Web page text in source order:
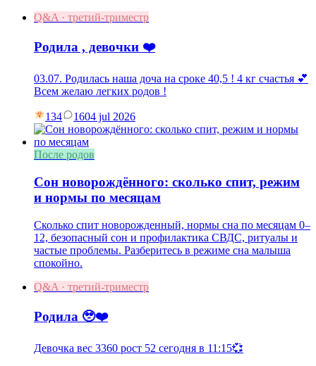
Q&A · третий-триместр
Родила , девочки ❤️
03.07. Родилась наша доча на сроке 40,5 ! 4 кг счастья 💕
Всем желаю легких родов !
134 1604 jul 2026
После родов
Сон новорождённого: сколько спит, режим
и нормы по месяцам
Сколько спит новорожденный, нормы сна по месяцам 0–
12, безопасный сон и профилактика СВДС, ритуалы и
частые проблемы. Разберитесь в режиме сна малыша
спокойно.
Q&A · третий-триместр
Родила 🥹❤️
Девочка вес 3360 рост 52 сегодня в 11:15💞